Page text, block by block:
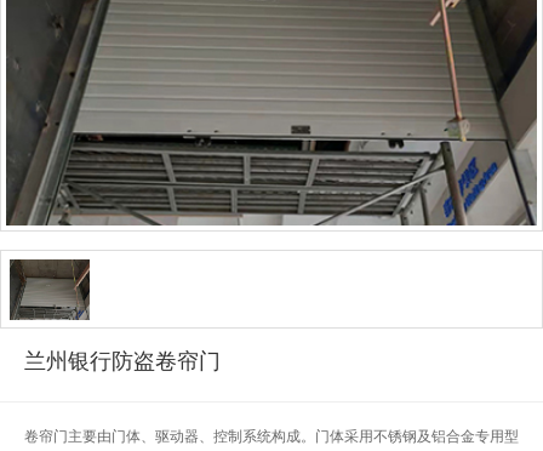
兰州银行防盗卷帘门
卷帘门主要由门体、驱动器、控制系统构成。门体采用不锈钢及铝合金专用型